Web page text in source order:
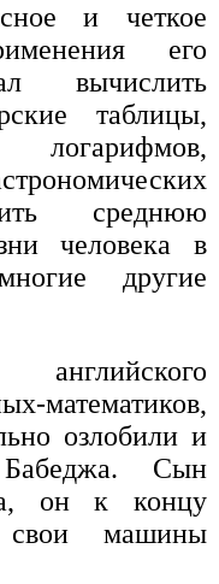
и четкое
его
вычислить
таблицы,
среднюю
человека в
другие
математиков,
озлобили и
Сын
он к концу
машины